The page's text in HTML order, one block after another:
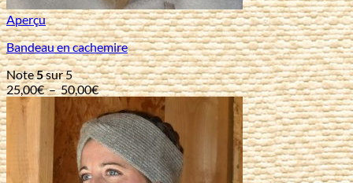
Aperçu
Bandeau en cachemire
Note5sur 5
25,00€–50,00€Plage
de
prix :
25,00€
à
50,00€